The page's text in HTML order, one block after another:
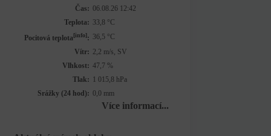
Čas: 06.08.26 12:42
Teplota: 33,8 °C
Pocitová teplota[info]: 36,5 °C
Vítr: 2,2 m/s, SV
Vlhkost: 47,7 %
Tlak: 1 015,8 hPa
Srážky (24 hod): 0,0 mm
Více informací...